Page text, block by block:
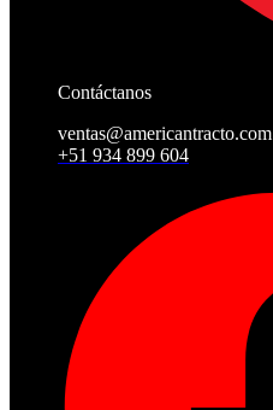
Contáctanos
ventas@americantracto.com
+51 934 899 604